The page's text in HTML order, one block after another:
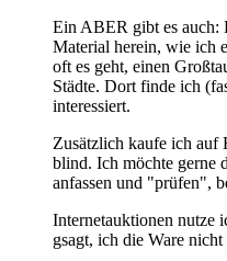
Ein ABER gibt es auch:
Material herein, wie ich
oft es geht, einen
Städte. Dort finde ich
interessiert.
Zusätzlich kaufe ich auf
blind. Ich möchte gerne
anfassen und "prüfen",
Internetauktionen nutze
gsagt, ich die Ware